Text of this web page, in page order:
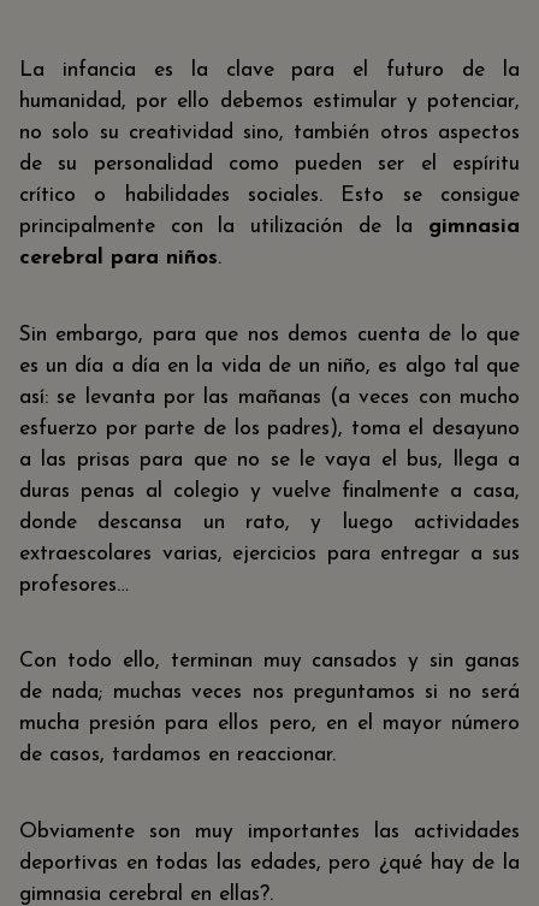
La infancia es la clave para el futuro de la
humanidad, por ello debemos estimular y potenciar,
no solo su creatividad sino, también otros aspectos
de su personalidad como pueden ser el espíritu
crítico o habilidades sociales. Esto se consigue
principalmente con la utilización de la gimnasia
cerebral para niños.
Sin embargo, para que nos demos cuenta de lo que
es un día a día en la vida de un niño, es algo tal que
así: se levanta por las mañanas (a veces con mucho
esfuerzo por parte de los padres), toma el desayuno
a las prisas para que no se le vaya el bus, llega a
duras penas al colegio y vuelve finalmente a casa,
donde descansa un rato, y luego actividades
extraescolares varias, ejercicios para entregar a sus
profesores…
Con todo ello, terminan muy cansados y sin ganas
de nada; muchas veces nos preguntamos si no será
mucha presión para ellos pero, en el mayor número
de casos, tardamos en reaccionar.
Obviamente son muy importantes las actividades
deportivas en todas las edades, pero ¿qué hay de la
gimnasia cerebral en ellas?.